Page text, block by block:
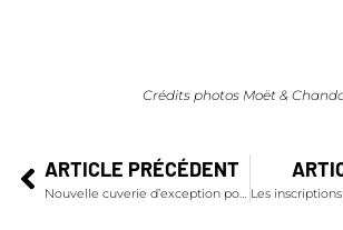
Crédits photos Moët &
ARTICLE PRÉCÉDENT
Nouvelle cuverie d’exception pour Champagne Palmer & Co